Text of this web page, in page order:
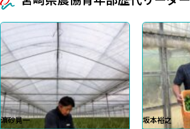
濵砂晃一
坂本裕之